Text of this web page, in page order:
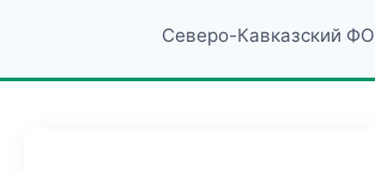
Северо-Кавказский ФО